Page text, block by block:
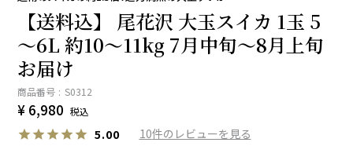
【送料込】 尾花沢 大玉スイカ 1玉 5
～6L 約10～11kg 7月中旬～8月上旬
お届け
商品番号 S0312
¥ 6,980 税込
5.00 10